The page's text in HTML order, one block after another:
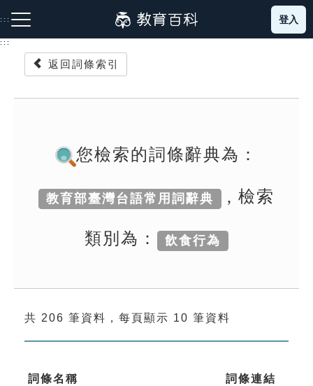
到
主
:::
成語故事
索引選單
單字索引
登入
:::
返回詞條索引
您檢索的詞條辭典為：
教育部臺灣台語常用詞辭典 , 檢索
類別為： 飲食行為
共 206 筆資料，每頁顯示 10 筆資料
詞條名稱 詞條連結